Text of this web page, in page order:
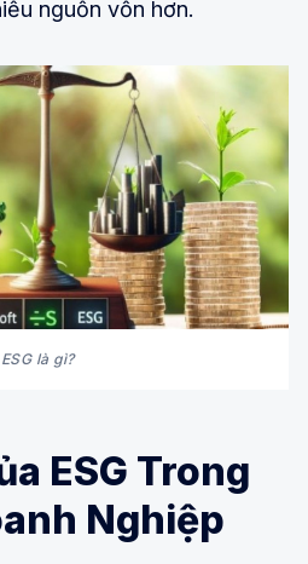
nguồn vốn hơn.
ESG là gì?
ESG Trong
Nghiệp